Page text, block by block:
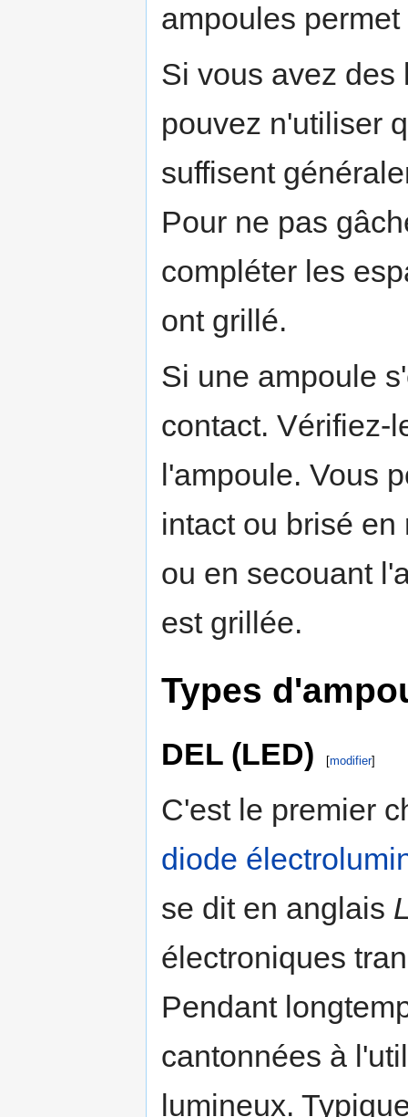
ampoules
Si vous avez des
pouvez n'utiliser
suffisent
Pour ne pas
compléter les
ont grillé.
Si une ampoule
contact. Vérifiez-
l'ampoule. Vous
intact ou brisé
ou en secouant
est grillée.
Types
DEL (LED) [modifier]
C'est le premier
diode
se dit en anglais
électroniques
Pendant
cantonnées à
lumineux.